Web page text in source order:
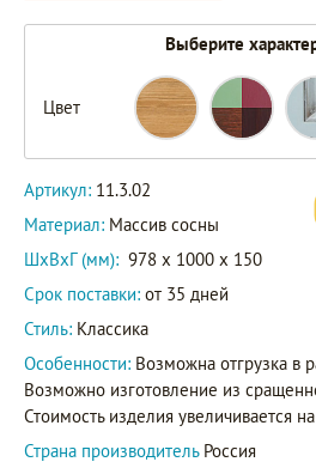
Выберите
Цвет
Артикул: 11.3.02
Материал: Массив сосны
ШxВxГ (мм): 978 x 1000 x 150
Срок поставки: от 35 дней
Стиль: Классика
Особенности: Возможна отгрузка в
Возможно изготовление из
Стоимость изделия увеличивается
Страна производитель Россия